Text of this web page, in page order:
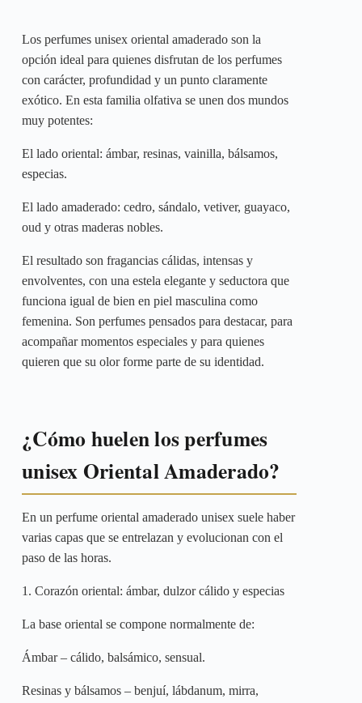
página
producto
Los perfumes unisex oriental amaderado son la
opción ideal para quienes disfrutan de los perfumes
con carácter, profundidad y un punto claramente
exótico. En esta familia olfativa se unen dos mundos
muy potentes:
El lado oriental: ámbar, resinas, vainilla, bálsamos,
especias.
El lado amaderado: cedro, sándalo, vetiver, guayaco,
oud y otras maderas nobles.
El resultado son fragancias cálidas, intensas y
envolventes, con una estela elegante y seductora que
funciona igual de bien en piel masculina como
femenina. Son perfumes pensados para destacar, para
acompañar momentos especiales y para quienes
quieren que su olor forme parte de su identidad.
¿Cómo huelen los perfumes
unisex Oriental Amaderado?
En un perfume oriental amaderado unisex suele haber
varias capas que se entrelazan y evolucionan con el
paso de las horas.
1. Corazón oriental: ámbar, dulzor cálido y especias
La base oriental se compone normalmente de:
Ámbar – cálido, balsámico, sensual.
Resinas y bálsamos – benjuí, lábdanum, mirra,